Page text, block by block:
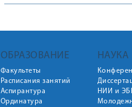
ОБРАЗОВАНИЕ
Факультеты
Расписания занятий
Аспирантура
Ординатура
НАУКА
НИИ и